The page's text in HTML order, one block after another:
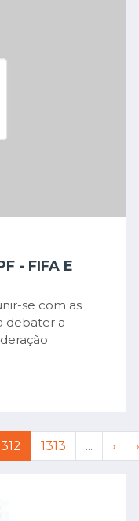
- FIFA E
se com as
debater a
1313 ... ›